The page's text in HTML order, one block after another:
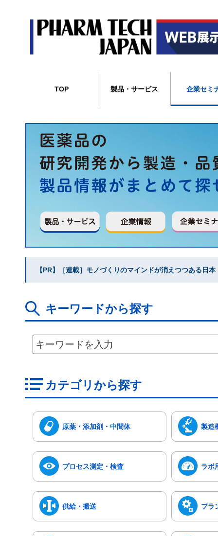
TOP 製品・サービス 企業セミ
【PR】［連載］モノづくりのマインドが消えつつある日
キーワードから探す
カテゴリから探す
原薬・添加剤・中間体 製造
プロセス測定・検査 ラボ
供給・搬送 プラ